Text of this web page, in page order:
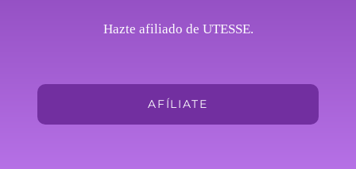
Hazte afiliado de UTESSE.
AFÍLIATE